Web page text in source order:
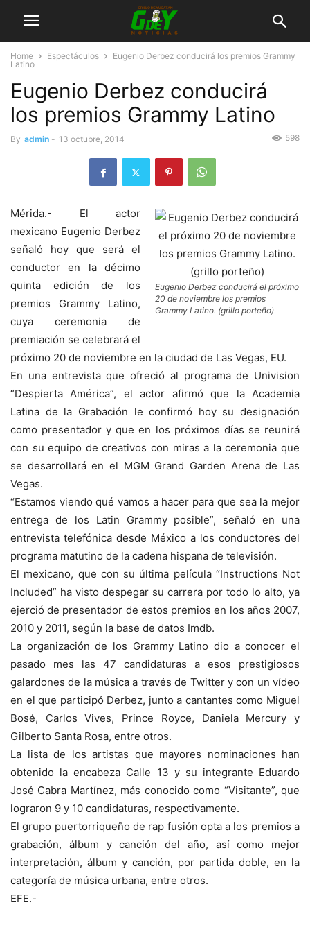
Home Espectáculos
Eugenio Derbez conducirá los premios Grammy
Latino
Eugenio Derbez conducirá
los premios Grammy Latino
By admin - 13 octubre, 2014 598
Eugenio Derbez conducirá el próximo
20 de noviembre los premios
Grammy Latino. (grillo porteño)
Mérida.- El actor
mexicano Eugenio Derbez
señaló hoy que será el
conductor en la décimo
quinta edición de los
premios Grammy Latino,
cuya ceremonia de
premiación se celebrará el
próximo 20 de noviembre en la ciudad de Las Vegas, EU.
En una entrevista que ofreció al programa de Univision
“Despierta América”, el actor afirmó que la Academia
Latina de la Grabación le confirmó hoy su designación
como presentador y que en los próximos días se reunirá
con su equipo de creativos con miras a la ceremonia que
se desarrollará en el MGM Grand Garden Arena de Las
Vegas.
“Estamos viendo qué vamos a hacer para que sea la mejor
entrega de los Latin Grammy posible”, señaló en una
entrevista telefónica desde México a los conductores del
programa matutino de la cadena hispana de televisión.
El mexicano, que con su última película “Instructions Not
Included” ha visto despegar su carrera por todo lo alto, ya
ejerció de presentador de estos premios en los años 2007,
2010 y 2011, según la base de datos Imdb.
La organización de los Grammy Latino dio a conocer el
pasado mes las 47 candidaturas a esos prestigiosos
galardones de la música a través de Twitter y con un vídeo
en el que participó Derbez, junto a cantantes como Miguel
Bosé, Carlos Vives, Prince Royce, Daniela Mercury y
Gilberto Santa Rosa, entre otros.
La lista de los artistas que mayores nominaciones han
obtenido la encabeza Calle 13 y su integrante Eduardo
José Cabra Martínez, más conocido como “Visitante”, que
lograron 9 y 10 candidaturas, respectivamente.
El grupo puertorriqueño de rap fusión opta a los premios a
grabación, álbum y canción del año, así como mejor
interpretación, álbum y canción, por partida doble, en la
categoría de música urbana, entre otros.
EFE.-